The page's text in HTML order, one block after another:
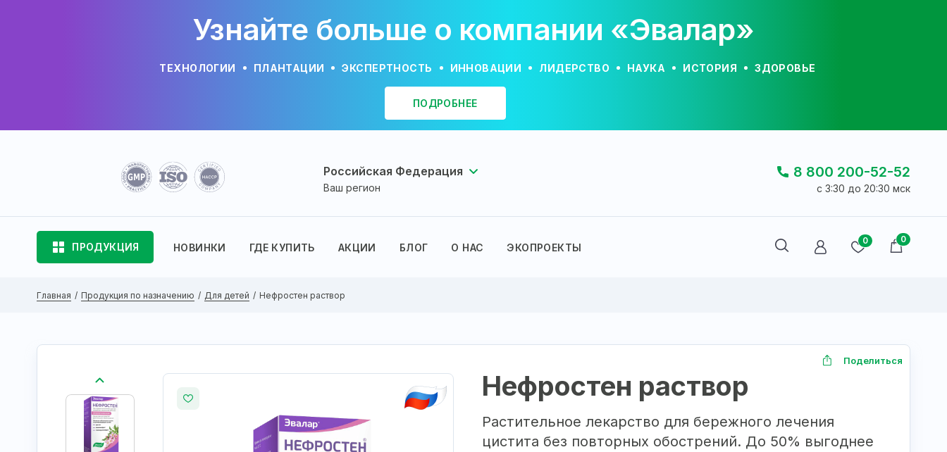
Узнайте больше о компании «Эвалар»
ТЕХНОЛОГИИ ПЛАНТАЦИИ ЭКСПЕРТНОСТЬ ИННОВАЦИИ ЛИДЕРСТВО НАУКА ИСТОРИЯ ЗДОРОВЬЕ
ПОДРОБНЕЕ
Российская Федерация
Ваш регион
8 800 200-52-52
c 3:30 до 20:30 мск
ПРОДУКЦИЯ НОВИНКИ ГДЕ КУПИТЬ АКЦИИ БЛОГ О НАС ЭКОПРОЕКТЫ
0 0
Главная Продукция по назначению Для детей Нефростен раствор
Нефростен раствор
Растительное лекарство для бережного лечения
цистита без повторных обострений. До 50% выгоднее
Поделиться